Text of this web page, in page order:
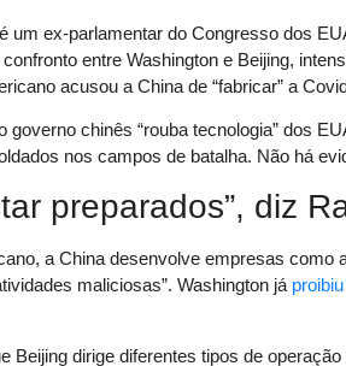
um ex-parlamentar do Congresso dos
entre Washington e Beijing,
acusou a China de “fabricar” a
governo chinês “rouba tecnologia” dos
nos campos de batalha. Não há
preparados”, diz
a China desenvolve empresas como
maliciosas”. Washington já
Beijing dirige diferentes tipos de